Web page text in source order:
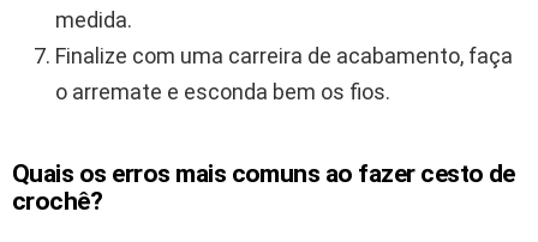
medida.
Finalize com uma carreira de acabamento, faça
o arremate e esconda bem os fios.
Quais os erros mais comuns ao fazer cesto de
crochê?